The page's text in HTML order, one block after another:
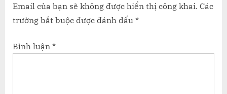
Email của bạn sẽ không được hiển thị công khai. Các
trường bắt buộc được đánh dấu *
Bình luận *